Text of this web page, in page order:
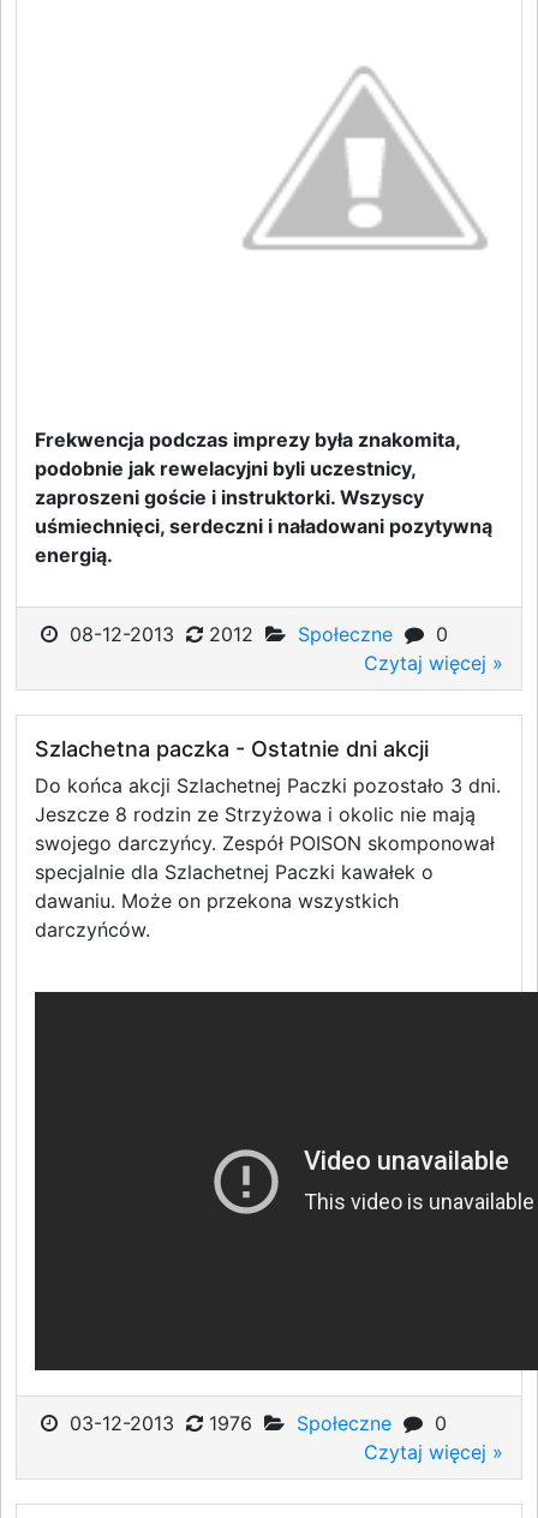
Frekwencja podczas imprezy była znakomita,
podobnie jak rewelacyjni byli uczestnicy,
zaproszeni goście i instruktorki. Wszyscy
uśmiechnięci, serdeczni i naładowani pozytywną
energią.
08-12-2013 2012 Społeczne
0
Czytaj więcej »
Szlachetna paczka - Ostatnie dni akcji
Do końca akcji Szlachetnej Paczki pozostało 3 dni.
Jeszcze 8 rodzin ze Strzyżowa i okolic nie mają
swojego darczyńcy. Zespół POISON skomponował
specjalnie dla Szlachetnej Paczki kawałek o
dawaniu. Może on przekona wszystkich
darczyńców.
03-12-2013 1976 Społeczne
0
Czytaj więcej »